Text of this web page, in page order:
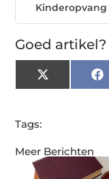
Meer Berichten
Goed
X
(Twitter)
Tags: